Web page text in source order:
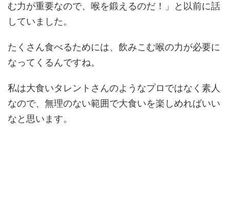
む力が重要なので、喉を鍛えるのだ！」と以前に話
していました。
たくさん食べるためには、飲みこむ喉の力が必要に
なってくるんですね。
私は大食いタレントさんのようなプロではなく素人
なので、無理のない範囲で大食いを楽しめればいい
なと思います。